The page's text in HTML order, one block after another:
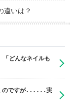
違いは？
どんなネイルも
くのですが......実